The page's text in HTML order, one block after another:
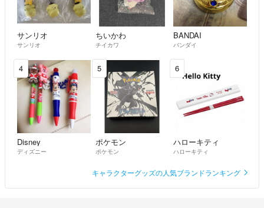
サンリオ
サンリオ
ちいかわ
チイカワ
BANDAI
バンダイ
4
Disney
ディズニー
5
ポケモン
ポケモン
6
ハローキティ
ハローキティ
キャラクターグッズの人気ブランドランキング